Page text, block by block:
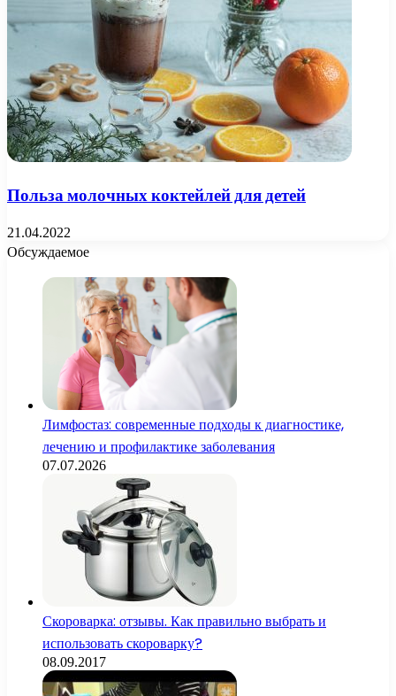
Польза молочных коктейлей для детей
21.04.2022
Обсуждаемое
Лимфостаз: современные подходы к диагностике,
лечению и профилактике заболевания
07.07.2026
Скороварка: отзывы. Как правильно выбрать и
использовать скороварку?
08.09.2017